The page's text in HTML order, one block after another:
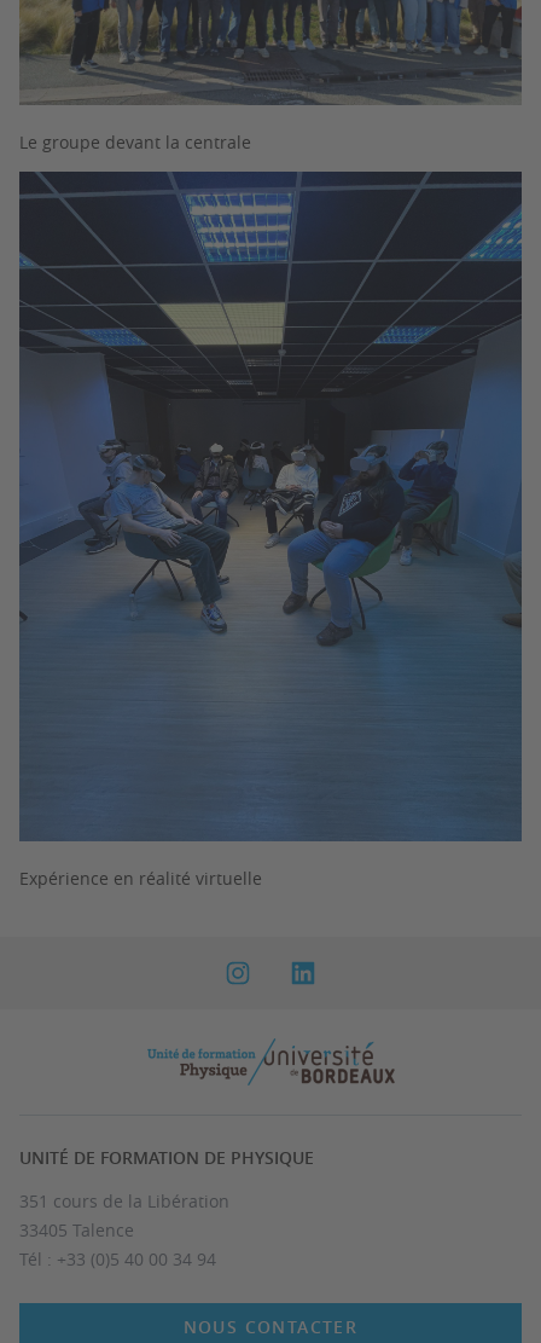
Le groupe devant la centrale
Expérience en réalité virtuelle
UNITÉ DE FORMATION DE PHYSIQUE
351 cours de la Libération
33405 Talence
Tél : +33 (0)5 40 00 34 94
NOUS CONTACTER